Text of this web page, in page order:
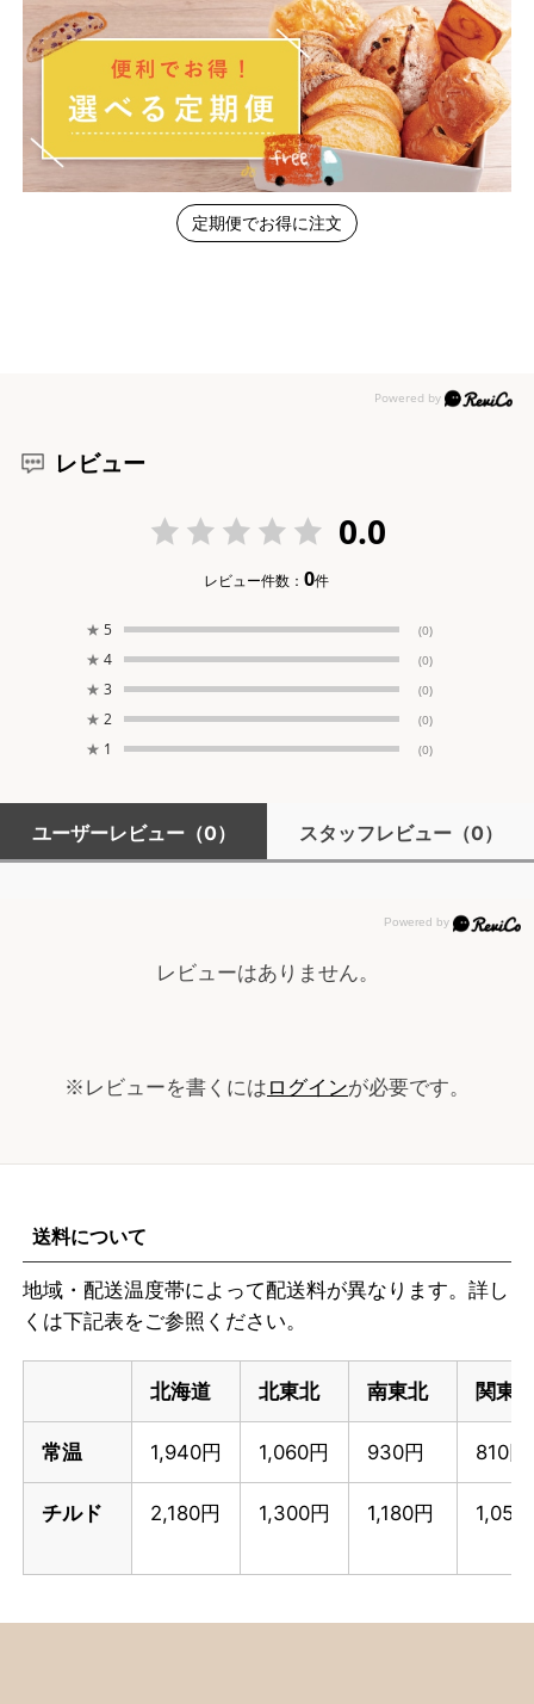
定期便でお得に注文
レビュー
0.0
レビュー件数：0件
★ 5 (0)
★ 4 (0)
★ 3 (0)
★ 2 (0)
★ 1 (0)
ユーザーレビュー（0） スタッフレビュー（0）
レビューはありません。
※レビューを書くには ログインが必要です。
送料について
地域・配送温度帯によって配送料が異なります。詳し
くは下記表をご参照ください。
北海道 北東北 南東北 関東
常温 1,940円 1,060円 930円 810円
チルド 2,180円 1,300円 1,180円 1,050